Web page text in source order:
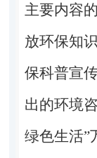
主要内容
放环保知
保科普宣
出的环境
绿色生活”